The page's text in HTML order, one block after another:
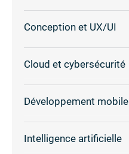
Conception et UX/UI
Cloud et cybersécurité
Développement mobile
Intelligence artificielle